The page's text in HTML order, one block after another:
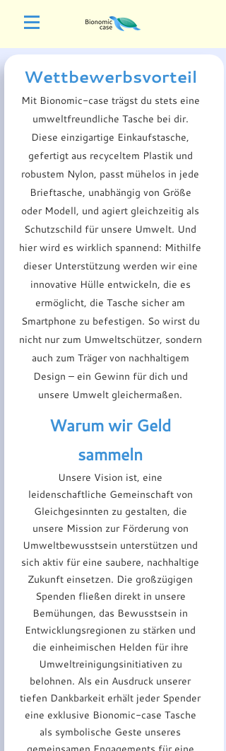
Wettbewerbsvorteil
Mit Bionomic-case trägst du stets eine
umweltfreundliche Tasche bei dir.
Diese einzigartige Einkaufstasche,
gefertigt aus recyceltem Plastik und
robustem Nylon, passt mühelos in jede
Brieftasche, unabhängig von Größe
oder Modell, und agiert gleichzeitig als
Schutzschild für unsere Umwelt. Und
hier wird es wirklich spannend: Mithilfe
dieser Unterstützung werden wir eine
innovative Hülle entwickeln, die es
ermöglicht, die Tasche sicher am
Smartphone zu befestigen. So wirst du
nicht nur zum Umweltschützer, sondern
auch zum Träger von nachhaltigem
Design – ein Gewinn für dich und
unsere Umwelt gleichermaßen.
Warum wir Geld
sammeln
Unsere Vision ist, eine
leidenschaftliche Gemeinschaft von
Gleichgesinnten zu gestalten, die
unsere Mission zur Förderung von
Umweltbewusstsein unterstützen und
sich aktiv für eine saubere, nachhaltige
Zukunft einsetzen. Die großzügigen
Spenden fließen direkt in unsere
Bemühungen, das Bewusstsein in
Entwicklungsregionen zu stärken und
die einheimischen Helden für ihre
Umweltreinigungsinitiativen zu
belohnen. Als ein Ausdruck unserer
tiefen Dankbarkeit erhält jeder Spender
eine exklusive Bionomic-case Tasche
als symbolische Geste unseres